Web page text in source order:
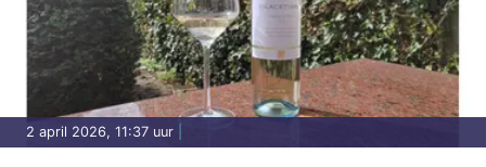
2 april 2026, 11:37 uur